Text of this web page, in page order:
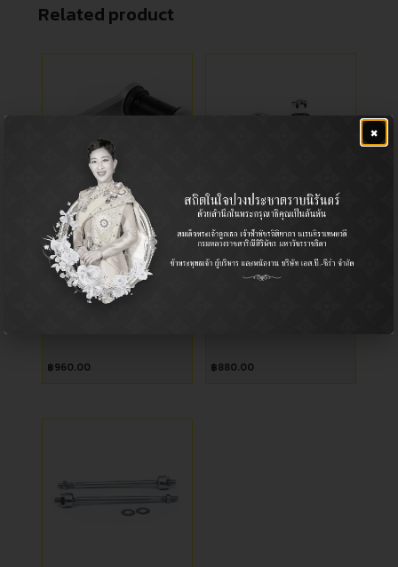
Related product
กล้องยาพวงมาลัย
Idler Arm / กล้องยาพวงมาลัย
Pickup / รถกระบะ
฿960.00
ลูกหมากปีกนกบนหลัง
Ball Joint (Upper) / ลูกหมาก
ปีกนก (บน)
฿880.00
×